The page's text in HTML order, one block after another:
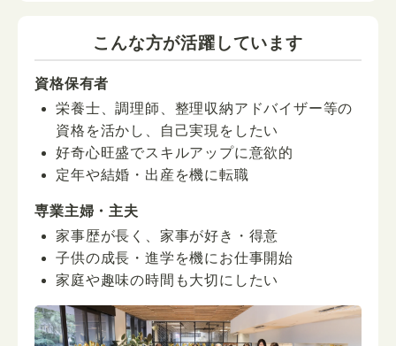
こんな方が活躍しています
資格保有者
栄養士、調理師、整理収納アドバイザー等の
資格を活かし、自己実現をしたい
好奇心旺盛でスキルアップに意欲的
定年や結婚・出産を機に転職
専業主婦・主夫
家事歴が長く、家事が好き・得意
子供の成長・進学を機にお仕事開始
家庭や趣味の時間も大切にしたい